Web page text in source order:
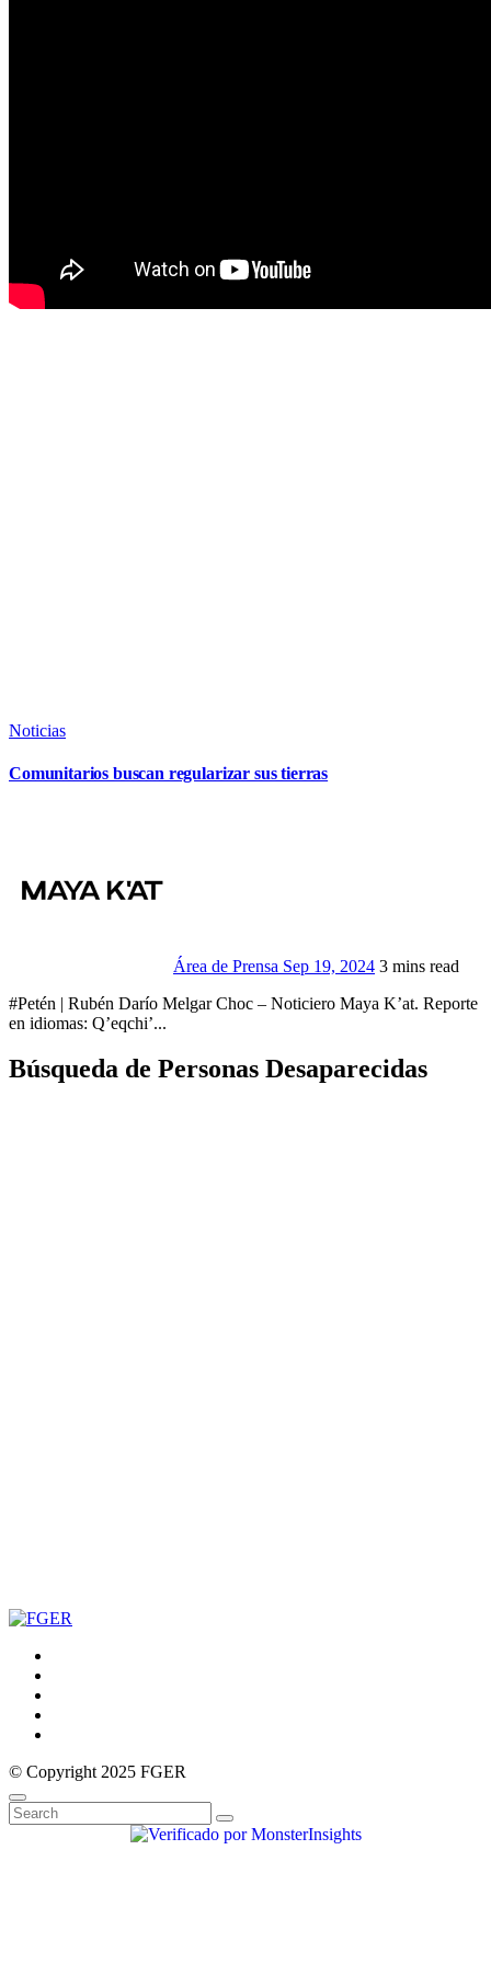
Noticias
Comunitarios buscan regularizar sus tierras
Área de Prensa Sep 19, 2024 3 mins read
#Petén | Rubén Darío Melgar Choc – Noticiero Maya K’at. Reporte
en idiomas: Q’eqchi’...
Búsqueda de Personas Desaparecidas
© Copyright 2025 FGER